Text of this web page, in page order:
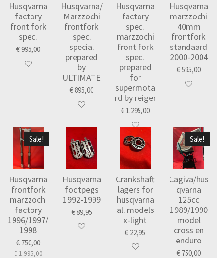
Husqvarna
factory
front fork
spec.
€ 995,00
Husqvarna/
Marzzochi
frontfork
spec.
special
prepared
by
ULTIMATE
€ 895,00
Husqvarna
factory
spec.
marzzochi
front fork
spec.
prepared
for
supermota
rd by reiger
€ 1.295,00
Husqvarna
marzzochi
40mm
frontfork
standaard
2000-2004
€ 595,00
Sale!
Husqvarna
frontfork
marzzochi
factory
1996/1997/
1998
€ 750,00
€ 1.995,00
Husqvarna
footpegs
1992-1999
€ 89,95
Crankshaft
lagers for
husqvarna
all models
x-light
€ 22,95
Sale!
Cagiva/hus
qvarna
125cc
1989/1990
model
cross en
enduro
€ 750,00